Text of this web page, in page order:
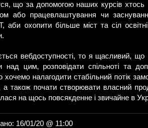
що за допомогою наших курсів хтось
або працевлаштування чи
аби охопити більше міст та сіл
вебдоступності, то я щасливий,
над цим, розповідати спільноті та
хочемо налагодити стабільний потік
а також почати створювати власний
на щось повсякденне і звичайне в
16/01/20 @ 11:00